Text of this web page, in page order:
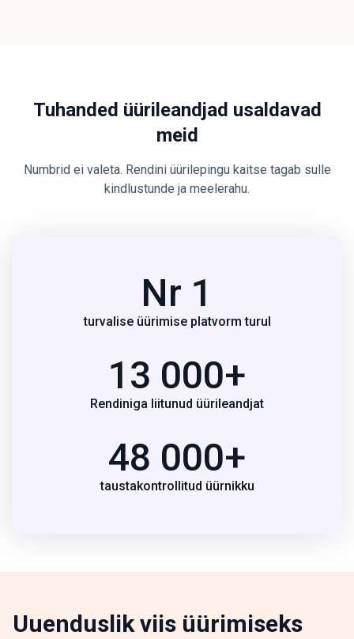
Tuhanded üürileandjad usaldavad
meid
Numbrid ei valeta. Rendini üürilepingu kaitse tagab sulle
kindlustunde ja meelerahu.
Nr 1
turvalise üürimise platvorm turul
13 000+
Rendiniga liitunud üürileandjat
48 000+
taustakontrollitud üürnikku
Uuenduslik viis üürimiseks